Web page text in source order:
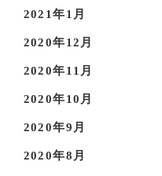
2021年1月
2020年12月
2020年11月
2020年10月
2020年9月
2020年8月